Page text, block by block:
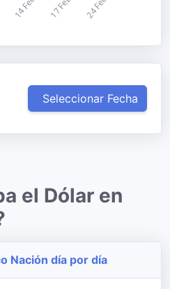
Seleccionar Fecha
el Dólar en
Nación día por día